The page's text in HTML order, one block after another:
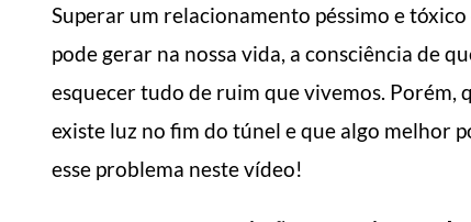
Superar um relacionamento péssimo e
pode gerar na nossa vida, a consciência de
esquecer tudo de ruim que vivemos.
existe luz no fim do túnel e que algo melhor
esse problema neste vídeo!